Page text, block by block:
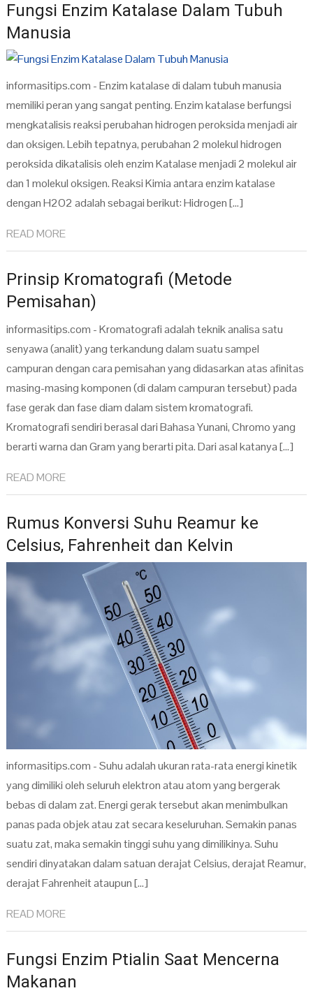
Fungsi Enzim Katalase Dalam Tubuh
Manusia
informasitips.com - Enzim katalase di dalam tubuh manusia
memiliki peran yang sangat penting. Enzim katalase berfungsi
mengkatalisis reaksi perubahan hidrogen peroksida menjadi air
dan oksigen. Lebih tepatnya, perubahan 2 molekul hidrogen
peroksida dikatalisis oleh enzim Katalase menjadi 2 molekul air
dan 1 molekul oksigen. Reaksi Kimia antara enzim katalase
dengan H2O2 adalah sebagai berikut: Hidrogen […]
READ MORE
Prinsip Kromatografi (Metode
Pemisahan)
informasitips.com - Kromatografi adalah teknik analisa satu
senyawa (analit) yang terkandung dalam suatu sampel
campuran dengan cara pemisahan yang didasarkan atas afinitas
masing-masing komponen (di dalam campuran tersebut) pada
fase gerak dan fase diam dalam sistem kromatografi.
Kromatografi sendiri berasal dari Bahasa Yunani, Chromo yang
berarti warna dan Gram yang berarti pita. Dari asal katanya […]
READ MORE
Rumus Konversi Suhu Reamur ke
Celsius, Fahrenheit dan Kelvin
informasitips.com - Suhu adalah ukuran rata-rata energi kinetik
yang dimiliki oleh seluruh elektron atau atom yang bergerak
bebas di dalam zat. Energi gerak tersebut akan menimbulkan
panas pada objek atau zat secara keseluruhan. Semakin panas
suatu zat, maka semakin tinggi suhu yang dimilikinya. Suhu
sendiri dinyatakan dalam satuan derajat Celsius, derajat Reamur,
derajat Fahrenheit ataupun […]
READ MORE
Fungsi Enzim Ptialin Saat Mencerna
Makanan